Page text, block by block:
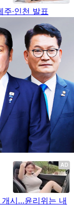
·인천 발표
개시…윤리위는 내